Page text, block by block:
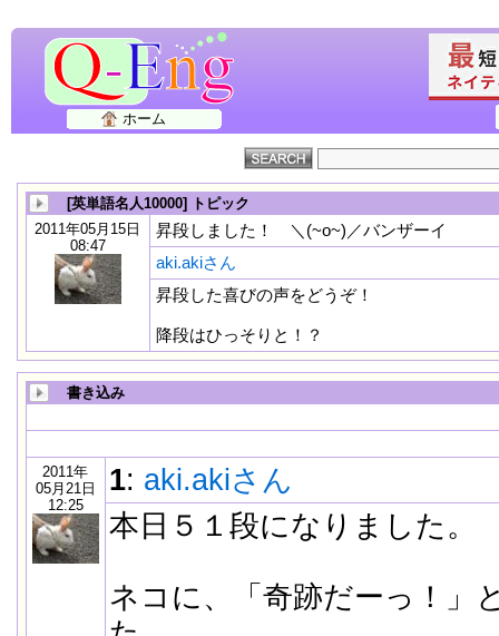
ホーム
[英単語名人10000] トピック
2011年05月15日
08:47
昇段しました！ ＼(~o~)／バンザーイ
aki.akiさん
昇段した喜びの声をどうぞ！
降段はひっそりと！？
書き込み
2011年
05月21日
12:25
1: aki.akiさん
本日５１段になりました。
ネコに、「奇跡だーっ！」